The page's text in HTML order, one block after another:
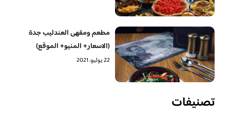
مطعم ومقهى العندليب جدة
(الاسعار+ المنيو+ الموقع)
22 يوليو، 2021
تصنيفات